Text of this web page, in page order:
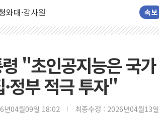
와대·감사원 속보
"초인공지능은 국
정부 적극 투자"
년04월09일 18:02 최종수정 : 2026년04월13